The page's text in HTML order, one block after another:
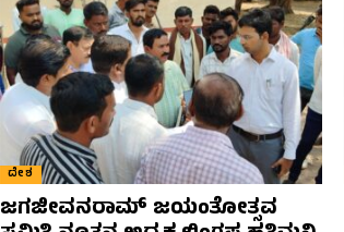
ದೇಶ
ಜಗಜೀವನರಾಮ್ ಜಯಂತೋತ್ಸವ